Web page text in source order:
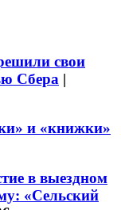
свои
Сбера |
и «книжки»
в выездном
«Сельский